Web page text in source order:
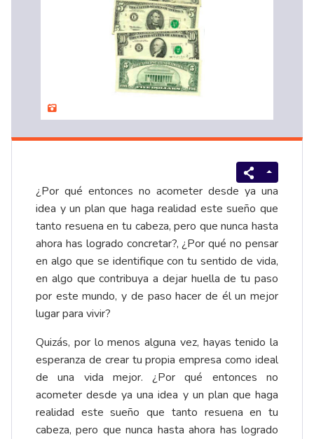
¿Por qué entonces no acometer desde ya una
idea y un plan que haga realidad este sueño que
tanto resuena en tu cabeza, pero que nunca hasta
ahora has logrado concretar?, ¿Por qué no pensar
en algo que se identifique con tu sentido de vida,
en algo que contribuya a dejar huella de tu paso
por este mundo, y de paso hacer de él un mejor
lugar para vivir?
Quizás, por lo menos alguna vez, hayas tenido la
esperanza de crear tu propia empresa como ideal
de una vida mejor. ¿Por qué entonces no
acometer desde ya una idea y un plan que haga
realidad este sueño que tanto resuena en tu
cabeza, pero que nunca hasta ahora has logrado